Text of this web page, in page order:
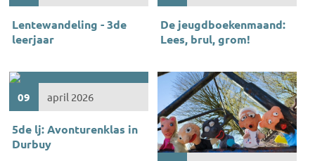
Lentewandeling - 3de
leerjaar
De jeugdboekenmaand:
Lees, brul, grom!
09 april 2026
5de lj: Avonturenklas in
Durbuy